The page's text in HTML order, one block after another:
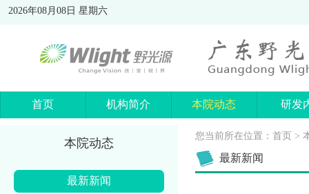
2026年08月08日 星期六
首页 机构简介 本院动态 研发
本院动态
最新新闻
您当前所在位置： 首页 >
最新新闻